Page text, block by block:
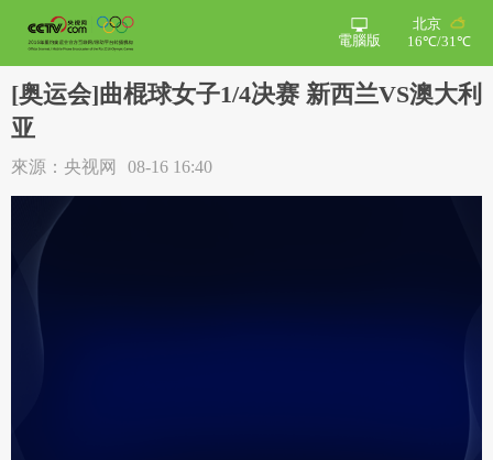
北京
16℃/31℃
電腦版
[奥运会]曲棍球女子1/4决赛 新西兰VS澳大利
亚
來源：央视网 08-16 16:40